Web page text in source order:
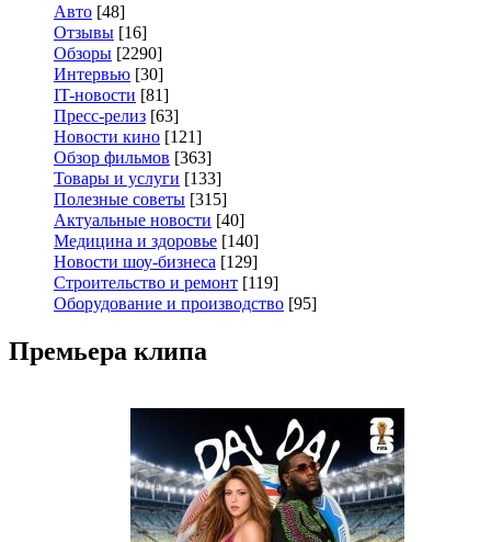
Авто [48]
Отзывы [16]
Обзоры [2290]
Интервью [30]
IT-новости [81]
Пресс-релиз [63]
Новости кино [121]
Обзор фильмов [363]
Товары и услуги [133]
Полезные советы [315]
Актуальные новости [40]
Медицина и здоровье [140]
Новости шоу-бизнеса [129]
Строительство и ремонт [119]
Оборудование и производство [95]
Премьера клипа